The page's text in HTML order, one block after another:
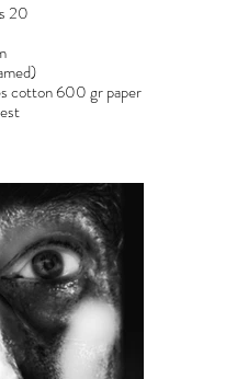
20
cotton 600 gr paper